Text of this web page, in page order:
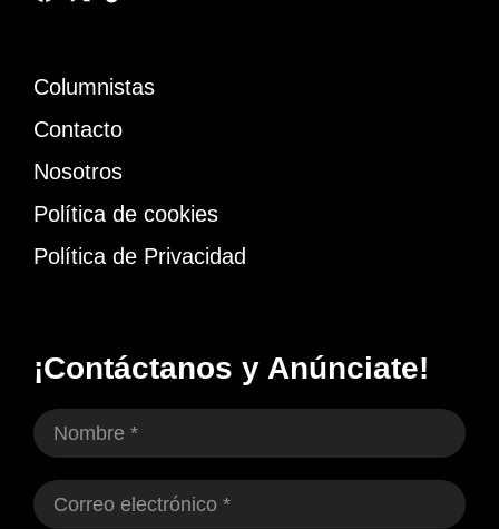
Columnistas
Contacto
Nosotros
Política de cookies
Política de Privacidad
¡Contáctanos y Anúnciate!